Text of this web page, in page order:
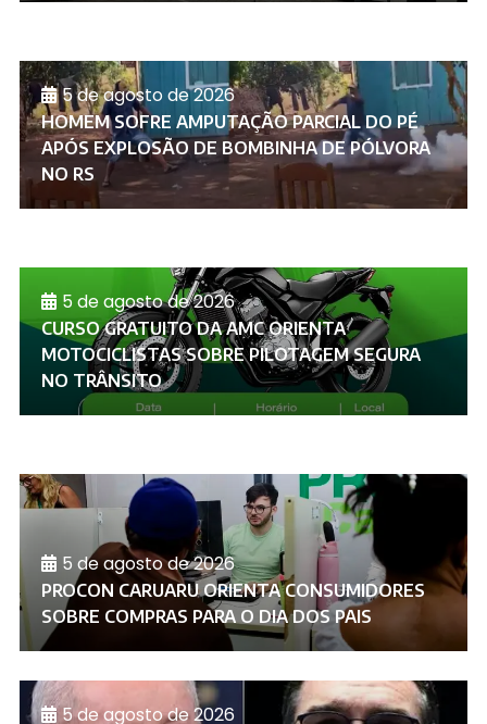
5 de agosto de 2026
HOMEM SOFRE AMPUTAÇÃO PARCIAL DO PÉ
APÓS EXPLOSÃO DE BOMBINHA DE PÓLVORA
NO RS
5 de agosto de 2026
CURSO GRATUITO DA AMC ORIENTA
MOTOCICLISTAS SOBRE PILOTAGEM SEGURA
NO TRÂNSITO
5 de agosto de 2026
PROCON CARUARU ORIENTA CONSUMIDORES
SOBRE COMPRAS PARA O DIA DOS PAIS
5 de agosto de 2026